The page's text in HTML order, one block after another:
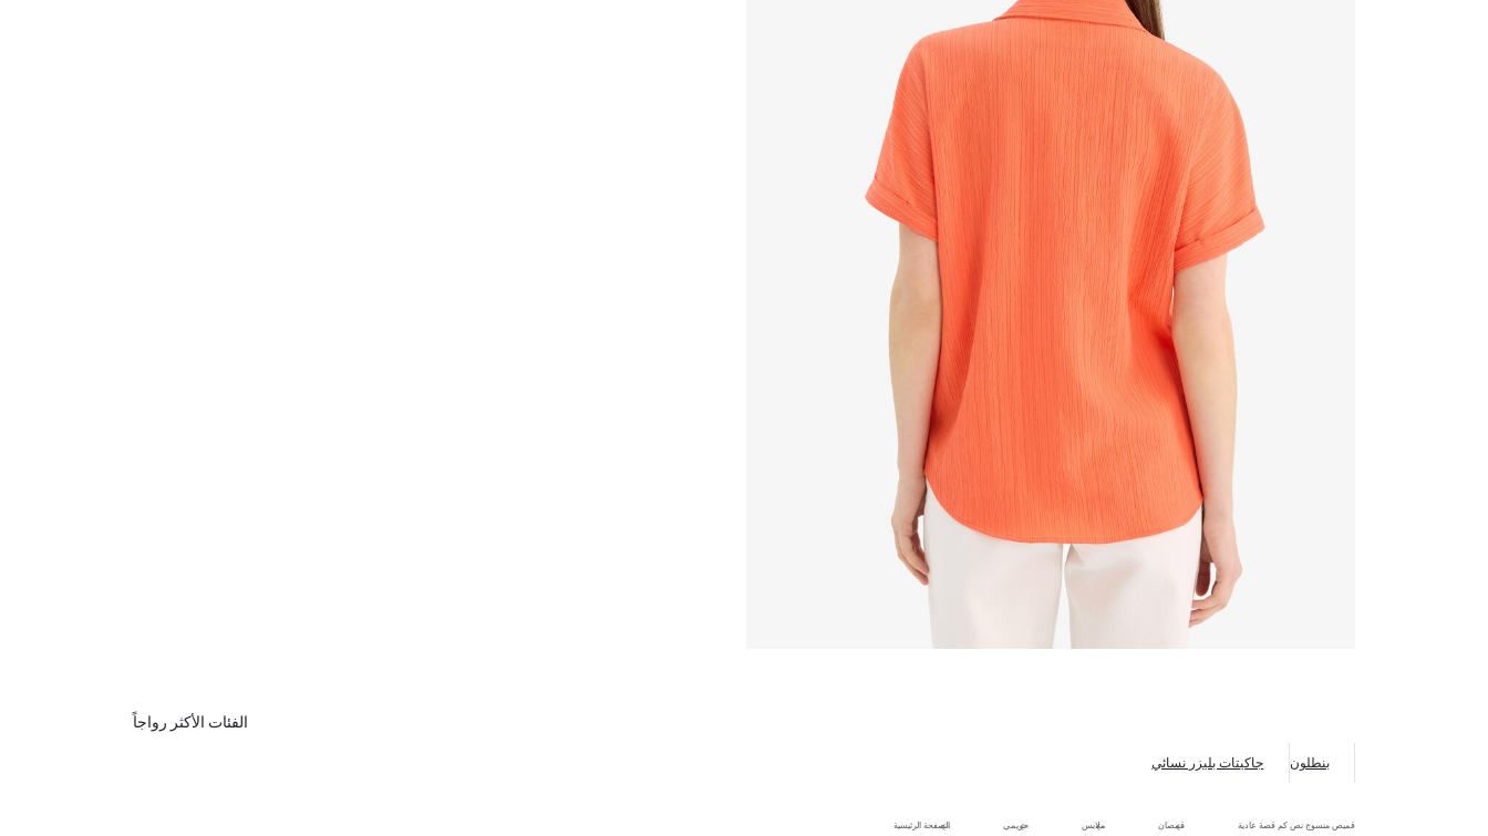
الفئات الأكثر رواجاً
بنطلون جاكيتات بليزر نسائي
الصفحة الرئيسية حريمي ملابس قمصان قميص منسوج نص كم قصة عادية